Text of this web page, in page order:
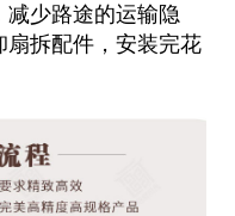
少路途的运输隐
扇拆配件，安装完花